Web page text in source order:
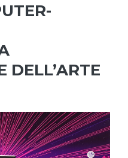
DELL’ARTE